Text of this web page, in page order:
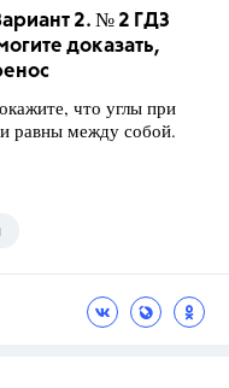
2. № 2 ГДЗ
доказать,
что углы при
равны между собой.